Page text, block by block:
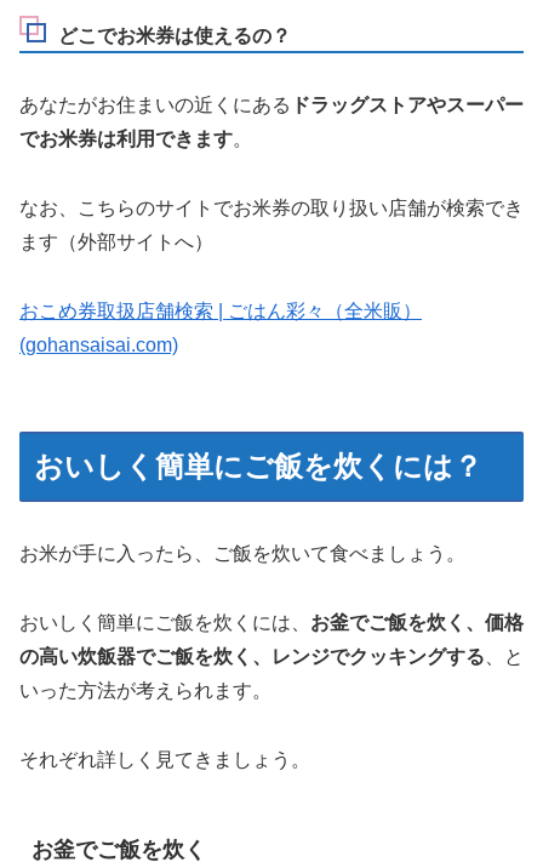
どこでお米券は使えるの？
あなたがお住まいの近くにある ドラッグストアやスーパー
でお米券は利用できます。
なお、こちらのサイトでお米券の取り扱い店舗が検索でき
ます（外部サイトへ）
おこめ券取扱店舗検索 | ごはん彩々（全米販）
(gohansaisai.com)
おいしく簡単にご飯を炊くには？
お米が手に入ったら、ご飯を炊いて食べましょう。
おいしく簡単にご飯を炊くには、 お釜でご飯を炊く、価格
の高い炊飯器でご飯を炊く、レンジでクッキングする 、と
いった方法が考えられます。
それぞれ詳しく見てきましょう。
お釜でご飯を炊く